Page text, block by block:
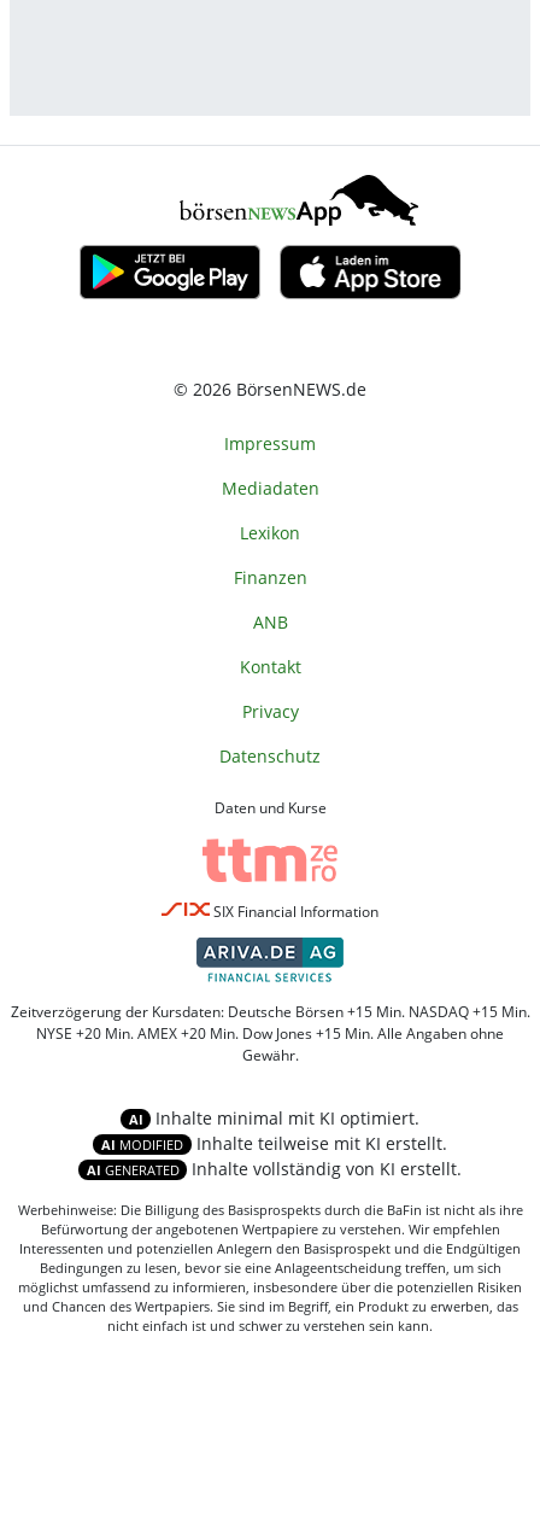
© 2026 BörsenNEWS.de
Impressum
Mediadaten
Lexikon
Finanzen
ANB
Kontakt
Privacy
Datenschutz
Daten und Kurse
SIX Financial Information
Zeitverzögerung der Kursdaten: Deutsche Börsen +15 Min. NASDAQ +15 Min.
NYSE +20 Min. AMEX +20 Min. Dow Jones +15 Min. Alle Angaben ohne
Gewähr.
AI Inhalte minimal mit KI optimiert.
AI MODIFIED Inhalte teilweise mit KI erstellt.
AI GENERATED Inhalte vollständig von KI erstellt.
Werbehinweise: Die Billigung des Basisprospekts durch die BaFin ist nicht als ihre
Befürwortung der angebotenen Wertpapiere zu verstehen. Wir empfehlen
Interessenten und potenziellen Anlegern den Basisprospekt und die Endgültigen
Bedingungen zu lesen, bevor sie eine Anlageentscheidung treffen, um sich
möglichst umfassend zu informieren, insbesondere über die potenziellen Risiken
und Chancen des Wertpapiers. Sie sind im Begriff, ein Produkt zu erwerben, das
nicht einfach ist und schwer zu verstehen sein kann.